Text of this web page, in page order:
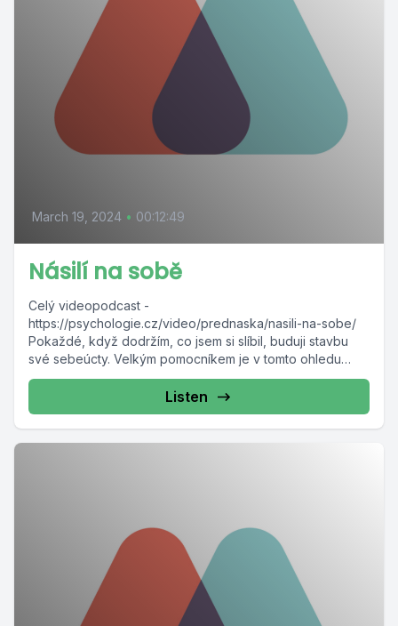
March 19, 2024 • 00:12:49
Násilí na sobě
Celý videopodcast -
https://psychologie.cz/video/prednaska/nasili-na-sobe/
Pokaždé, když dodržím, co jsem si slíbil, buduji stavbu
své sebeúcty. Velkým pomocníkem je v tomto ohledu
disciplína. Prospívá nám,...
Listen